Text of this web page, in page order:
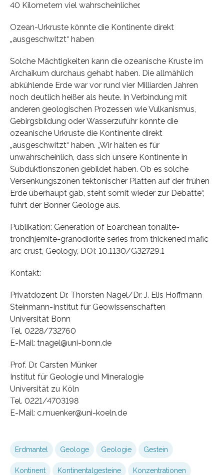
40 Kilometern viel wahrscheinlicher.
Ozean-Urkruste könnte die Kontinente direkt
„ausgeschwitzt“ haben
Solche Mächtigkeiten kann die ozeanische Kruste im
Archaikum durchaus gehabt haben. Die allmählich
abkühlende Erde war vor rund vier Milliarden Jahren
noch deutlich heißer als heute. In Verbindung mit
anderen geologischen Prozessen wie Vulkanismus,
Gebirgsbildung oder Wasserzufuhr könnte die
ozeanische Urkruste die Kontinente direkt
„ausgeschwitzt“ haben. „Wir halten es für
unwahrscheinlich, dass sich unsere Kontinente in
Subduktionszonen gebildet haben. Ob es solche
Versenkungszonen tektonischer Platten auf der frühen
Erde überhaupt gab, steht somit wieder zur Debatte“,
führt der Bonner Geologe aus.
Publikation: Generation of Eoarchean tonalite-
trondhjemite-granodiorite series from thickened mafic
arc crust, Geology, DOI: 10.1130/G32729.1
Kontakt:
Privatdozent Dr. Thorsten Nagel/Dr. J. Elis Hoffmann
Steinmann-Institut für Geowissenschaften
Universität Bonn
Tel. 0228/732760
E-Mail: tnagel@uni-bonn.de
Prof. Dr. Carsten Münker
Institut für Geologie und Mineralogie
Universität zu Köln
Tel. 0221/4703198
E-Mail: c.muenker@uni-koeln.de
Erdmantel Geologe Geologie Gestein
Kontinent Kontinentalgesteine Konzentrationen